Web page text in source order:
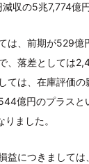
収の5兆7,774億
は、前期が529億
、落差としては
ては、在庫評価
億円のプラスと
ました。
益につきまして